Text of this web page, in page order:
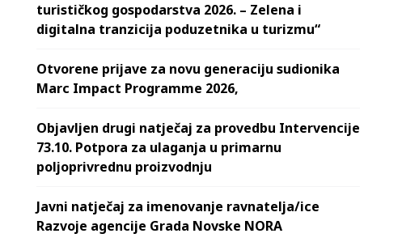
turističkog gospodarstva 2026. – Zelena i
digitalna tranzicija poduzetnika u turizmu“
Otvorene prijave za novu generaciju sudionika
Marc Impact Programme 2026,
Objavljen drugi natječaj za provedbu Intervencije
73.10. Potpora za ulaganja u primarnu
poljoprivrednu proizvodnju
Javni natječaj za imenovanje ravnatelja/ice
Razvoje agencije Grada Novske NORA